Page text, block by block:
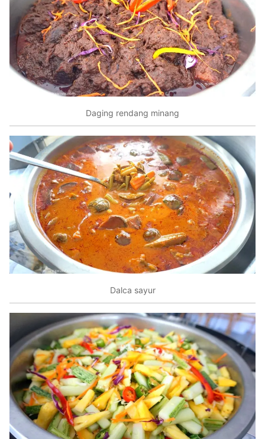
Daging rendang minang
Dalca sayur